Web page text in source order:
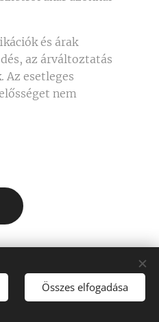
és árak
az árváltoztatás
Az esetleges
nem
Összes elfogadása